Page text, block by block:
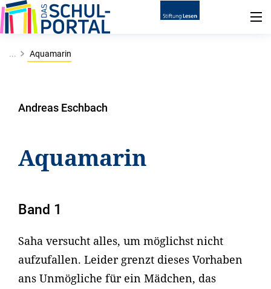
... Aquamarin
Andreas Eschbach
Aquamarin
Band 1
Saha versucht alles, um möglichst nicht
aufzufallen. Leider grenzt dieses Vorhaben
ans Unmögliche für ein Mädchen, das